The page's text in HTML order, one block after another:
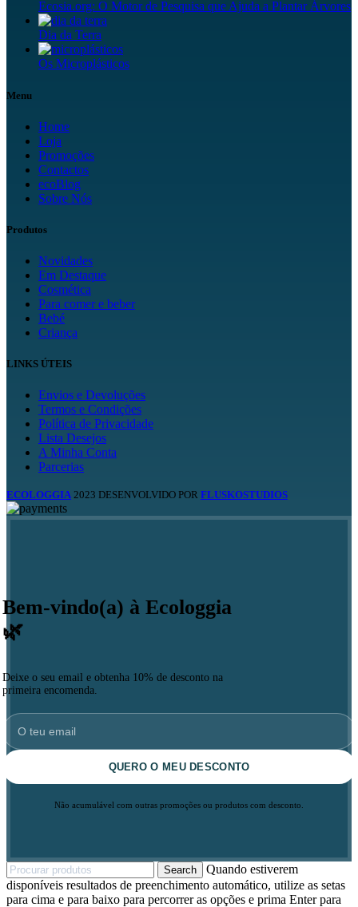
Ecosia.org: O Motor de Pesquisa que Ajuda a Plantar Árvores
Dia da Terra
Os Microplásticos
Menu
Home
Loja
Promoções
Contactos
ecoBlog
Sobre Nós
Produtos
Novidades
Em Destaque
Cosmética
Para comer e beber
Bebé
Criança
LINKS ÚTEIS
Envios e Devoluções
Termos e Condições
Política de Privacidade
Lista Desejos
A Minha Conta
Parcerias
ECOLOGGIA 2023 DESENVOLVIDO POR FLUSKOSTUDIOS
Bem-vindo(a) à Ecologgia
🌿
Deixe o seu email e obtenha 10% de desconto na
primeira encomenda.
QUERO O MEU DESCONTO
Não acumulável com outras promoções ou produtos com desconto.
Search
Quando estiverem
disponíveis resultados de preenchimento automático, utilize as setas
para cima e para baixo para percorrer as opções e prima Enter para